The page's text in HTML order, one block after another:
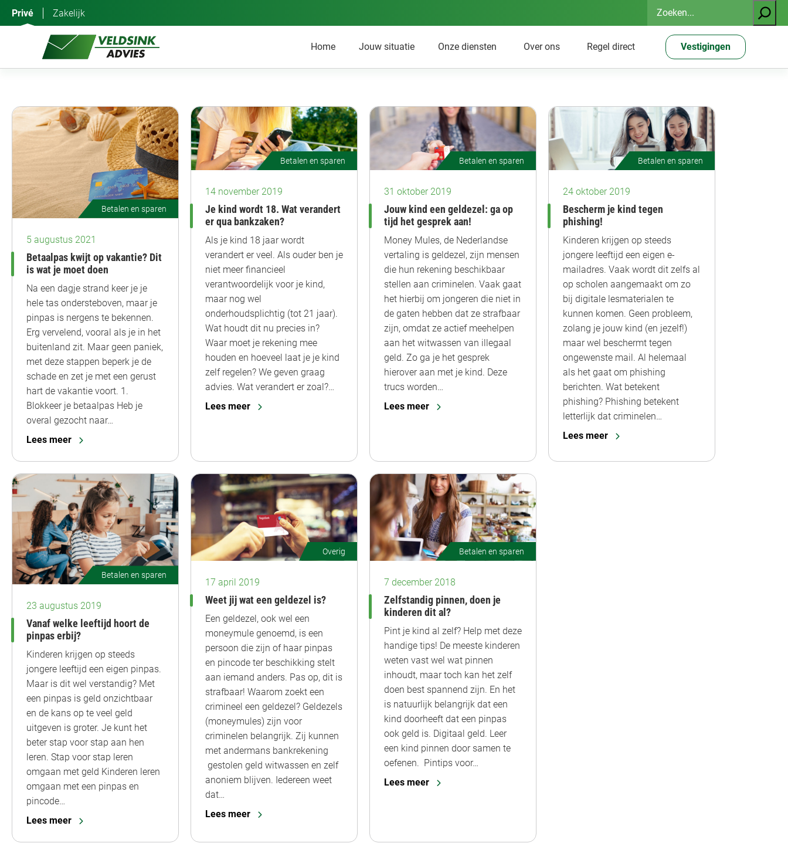
Privé Zakelijk
Zoeken
Home Jouw situatie Onze diensten Over ons Regel direct Vestigingen
Betalen en sparen
5 augustus 2021
Betaalpas kwijt op vakantie? Dit
is wat je moet doen
Na een dagje strand keer je je
hele tas ondersteboven, maar je
pinpas is nergens te bekennen.
Erg vervelend, vooral als je in het
buitenland zit. Maar geen paniek,
met deze stappen beperk je de
schade en zet je met een gerust
hart de vakantie voort. 1.
Blokkeer je betaalpas Heb je
overal gezocht naar…
Lees meer
Betalen en sparen
14 november 2019
Je kind wordt 18. Wat verandert
er qua bankzaken?
Als je kind 18 jaar wordt
verandert er veel. Als ouder ben je
niet meer financieel
verantwoordelijk voor je kind,
maar nog wel
onderhoudsplichtig (tot 21 jaar).
Wat houdt dit nu precies in?
Waar moet je rekening mee
houden en hoeveel laat je je kind
zelf regelen? We geven graag
advies. Wat verandert er zoal?…
Lees meer
Betalen en sparen
31 oktober 2019
Jouw kind een geldezel: ga op
tijd het gesprek aan!
Money Mules, de Nederlandse
vertaling is geldezel, zijn mensen
die hun rekening beschikbaar
stellen aan criminelen. Vaak gaat
het hierbij om jongeren die niet in
de gaten hebben dat ze strafbaar
zijn, omdat ze actief meehelpen
aan het witwassen van illegaal
geld. Zo ga je het gesprek
hierover aan met je kind. Deze
trucs worden…
Lees meer
Betalen en sparen
24 oktober 2019
Bescherm je kind tegen
phishing!
Kinderen krijgen op steeds
jongere leeftijd een eigen e-
mailadres. Vaak wordt dit zelfs al
op scholen aangemaakt om zo
bij digitale lesmaterialen te
kunnen komen. Geen probleem,
zolang je jouw kind (en jezelf!)
maar wel beschermt tegen
ongewenste mail. Al helemaal
als het gaat om phishing
berichten. Wat betekent
phishing? Phishing betekent
letterlijk dat criminelen…
Lees meer
Betalen en sparen
23 augustus 2019
Vanaf welke leeftijd hoort de
pinpas erbij?
Kinderen krijgen op steeds
jongere leeftijd een eigen pinpas.
Maar is dit wel verstandig? Met
een pinpas is geld onzichtbaar
en de kans op te veel geld
uitgeven is groter. Je kunt het
beter stap voor stap aan hen
leren. Stap voor stap leren
omgaan met geld Kinderen leren
omgaan met een pinpas en
pincode…
Lees meer
Overig
17 april 2019
Weet jij wat een geldezel is?
Een geldezel, ook wel een
moneymule genoemd, is een
persoon die zijn of haar pinpas
en pincode ter beschikking stelt
aan iemand anders. Pas op, dit is
strafbaar! Waarom zoekt een
crimineel een geldezel? Geldezels
(moneymules) zijn voor
criminelen belangrijk. Zij kunnen
met andermans bankrekening
gestolen geld witwassen en zelf
anoniem blijven. Iedereen weet
dat…
Lees meer
Betalen en sparen
7 december 2018
Zelfstandig pinnen, doen je
kinderen dit al?
Pint je kind al zelf? Help met deze
handige tips! De meeste kinderen
weten vast wel wat pinnen
inhoudt, maar toch kan het zelf
doen best spannend zijn. En het
is natuurlijk belangrijk dat een
kind doorheeft dat een pinpas
ook geld is. Digitaal geld. Leer
een kind pinnen door samen te
oefenen. Pintips voor…
Lees meer